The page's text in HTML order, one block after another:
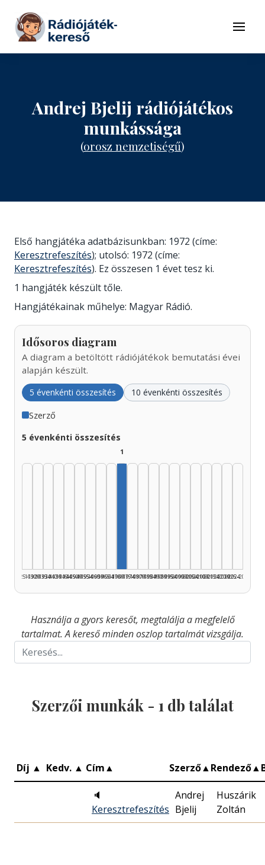
Tovább a tartalomhoz
Menü
Andrej Bjelij rádiójátékos
munkássága
(orosz nemzetiségű)
Első hangjátéka adatbázisunkban: 1972 (címe:
Keresztrefeszítés); utolsó: 1972 (címe:
Keresztrefeszítés). Ez összesen 1 évet tesz ki.
1 hangjáték készült tőle.
Hangjátékainak műhelye: Magyar Rádió.
Idősoros diagram
A diagram a betöltött rádiójátékok bemutatási évei
alapján készült.
5 évenkénti összesítés 10 évenkénti összesítés
Szerző
5 évenkénti összesítés
1925–1929
1930–1934
1935–1939
1940–1944
1945–1949
1950–1954
1955–1959
1960–1964
1965–1969
1
1970–1974
1975–1979
1980–1984
1985–1989
1990–1994
1995–1999
2000–2004
2005–2009
2010–2014
2015–2019
2020–2024
2025–2026
Használja a gyors keresőt, megtalálja a megfelelő
tartalmat. A kereső minden oszlop tartalmát vizsgálja.
Szerzői munkák - 1 db találat
Díj ▲ Kedv. ▲ Cím▲ Szerző▲Rendező▲
🔈
Keresztrefeszítés
Andrej
Bjelij
Huszárik
Zoltán